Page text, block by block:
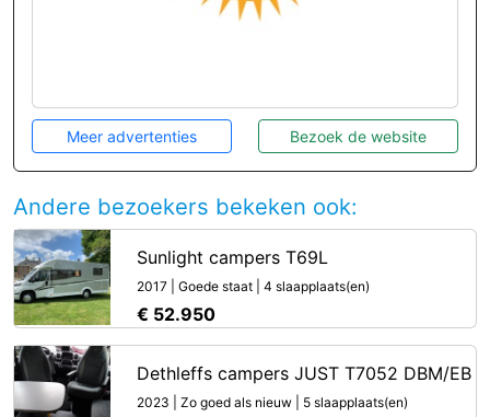
Meer advertenties Bezoek de website
Andere bezoekers bekeken ook:
Sunlight campers T69L
2017 | Goede staat | 4 slaapplaats(en)
€ 52.950
Dethleffs campers JUST T7052 DBM/EB
2023 | Zo goed als nieuw | 5 slaapplaats(en)